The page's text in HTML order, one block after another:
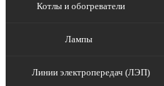
Котлы и обогреватели
Лампы
Линии электропередач (ЛЭП)